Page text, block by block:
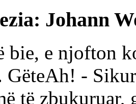
Johann
bie, e njofton
-
të zbukuruar,